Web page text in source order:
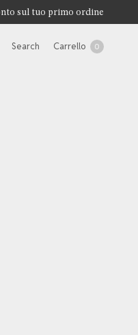
sul tuo primo ordine
Search Carrello 0